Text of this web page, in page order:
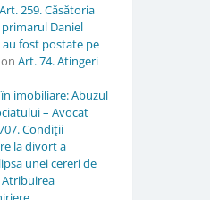
Art. 259. Căsătoria
Daniel
fost postate pe
on Art. 74. Atingeri
imobiliare: Abuzul
– Avocat
Condiţii
la divorț a
unei cereri de
Atribuirea